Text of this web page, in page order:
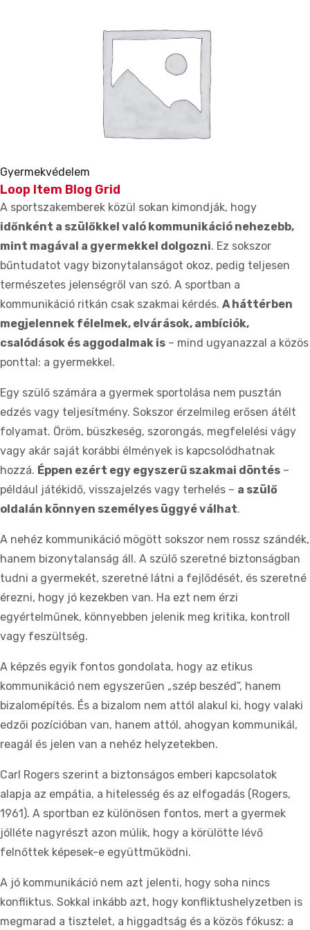
Gyermekvédelem
Loop Item Blog Grid
A sportszakemberek közül sokan kimondják, hogy
időnként a szülőkkel való kommunikáció nehezebb,
mint magával a gyermekkel dolgozni. Ez sokszor
bűntudatot vagy bizonytalanságot okoz, pedig teljesen
természetes jelenségről van szó. A sportban a
kommunikáció ritkán csak szakmai kérdés. A háttérben
megjelennek félelmek, elvárások, ambíciók,
csalódások és aggodalmak is – mind ugyanazzal a közös
ponttal: a gyermekkel.
Egy szülő számára a gyermek sportolása nem pusztán
edzés vagy teljesítmény. Sokszor érzelmileg erősen átélt
folyamat. Öröm, büszkeség, szorongás, megfelelési vágy
vagy akár saját korábbi élmények is kapcsolódhatnak
hozzá. Éppen ezért egy egyszerű szakmai döntés –
például játékidő, visszajelzés vagy terhelés – a szülő
oldalán könnyen személyes üggyé válhat.
A nehéz kommunikáció mögött sokszor nem rossz szándék,
hanem bizonytalanság áll. A szülő szeretné biztonságban
tudni a gyermekét, szeretné látni a fejlődését, és szeretné
érezni, hogy jó kezekben van. Ha ezt nem érzi
egyértelműnek, könnyebben jelenik meg kritika, kontroll
vagy feszültség.
A képzés egyik fontos gondolata, hogy az etikus
kommunikáció nem egyszerűen „szép beszéd”, hanem
bizalomépítés. És a bizalom nem attól alakul ki, hogy valaki
edzői pozícióban van, hanem attól, ahogyan kommunikál,
reagál és jelen van a nehéz helyzetekben.
Carl Rogers szerint a biztonságos emberi kapcsolatok
alapja az empátia, a hitelesség és az elfogadás (Rogers,
1961). A sportban ez különösen fontos, mert a gyermek
jólléte nagyrészt azon múlik, hogy a körülötte lévő
felnőttek képesek-e együttműködni.
A jó kommunikáció nem azt jelenti, hogy soha nincs
konfliktus. Sokkal inkább azt, hogy konfliktushelyzetben is
megmarad a tisztelet, a higgadtság és a közös fókusz: a